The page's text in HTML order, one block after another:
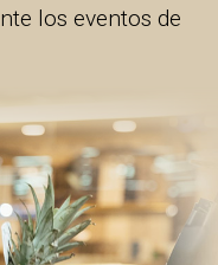
los eventos de